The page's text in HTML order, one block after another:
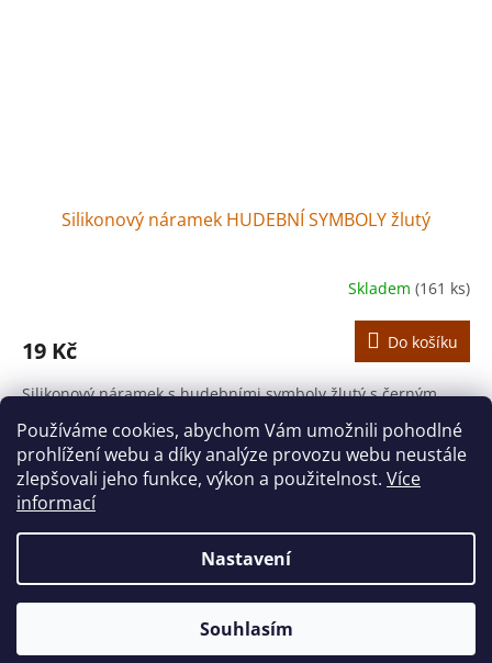
Používáme cookies, abychom Vám umožnili pohodlné
prohlížení webu a díky analýze provozu webu neustále
zlepšovali jeho funkce, výkon a použitelnost. Více
informací
Nastavení
Souhlasím
Silikonový náramek HUDEBNÍ SYMBOLY žlutý
Skladem (161 ks)
19 Kč Do košíku
Silikonový náramek s hudebními symboly žlutý s černým
O
á
d
a
c
í
p
5položek celkem
Vytvořil Shoptet
houslovyklic.cz. Všechna práva vyhrazena.